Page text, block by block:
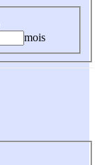
mois